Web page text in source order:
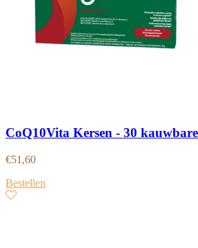
CoQ10Vita Kersen - 30
€51,60
Bestellen